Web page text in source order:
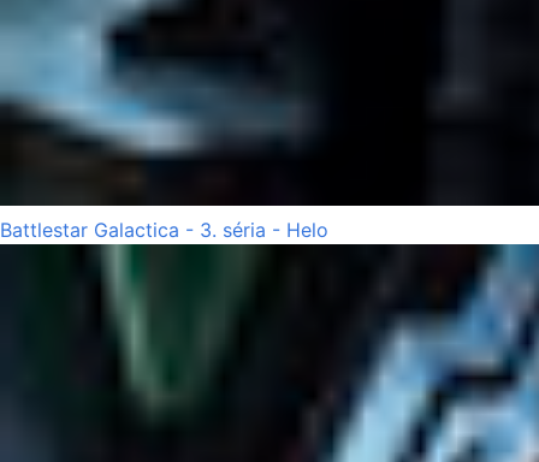
Battlestar Galactica - 3. séria - Helo